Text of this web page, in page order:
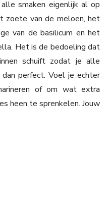
smaken eigenlijk al op
zoete van de meloen, het
van de basilicum en het
Het is de bedoeling dat
schuift zodat je alle
perfect. Voel je echter
of om wat extra
heen te sprenkelen. Jouw